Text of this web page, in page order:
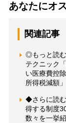
あなたにオ
関連記事
◎もっと読
テクニック
い医療費控
所得税減額
◆さらに読
得する制度
数々を一挙